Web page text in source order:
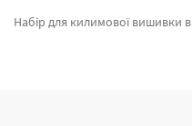
Набір для килимової вишивки в каталозі онлайн-магазина виробника Brushme.com.ua На вітрині можна замовити Набір для створення килимової вишивки "Горщик щастя" від кращого виробника Brushme який підкуповує авторським підходом. Кожен продукт каталогу «Набори для творчості DIY» з гарантією та підтверджений досвідом клієнтів.